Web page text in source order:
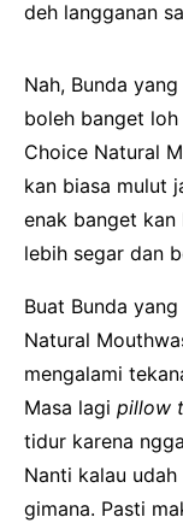
deh langganan
Nah, Bunda
boleh banget
Choice Natural
kan biasa mulut
enak banget kan
lebih segar dan
Buat Bunda
Natural
mengalami
Masa lagi pillow
tidur karena
Nanti kalau
gimana. Pasti